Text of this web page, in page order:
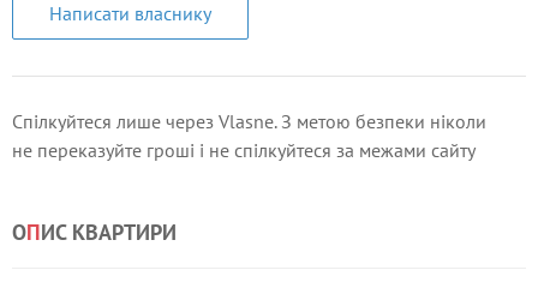
Написати власнику
Спілкуйтеся лише через Vlasne. З метою безпеки ніколи
не переказуйте гроші і не спілкуйтеся за межами сайту
ОПИС КВАРТИРИ